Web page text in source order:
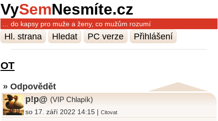
VySemNesmíte.cz
… do kapsy pro muže a ženy, co mužům rozumí
Hl. strana Hledat PC verze Přihlášení
OT
» Odpovědět
p!p@ (VIP Chlapík)
so 17. září 2022 14:15 |Citovat